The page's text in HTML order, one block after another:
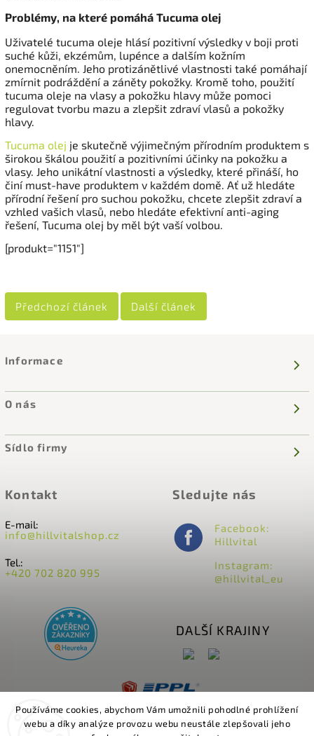
Používáme cookies, abychom Vám umožnili pohodlné prohlížení
webu a díky analýze provozu webu neustále zlepšovali jeho
Problémy, na které pomáhá Tucuma olej
Uživatelé tucuma oleje hlásí pozitivní výsledky v boji proti
suché kůži, ekzémům, lupénce a dalším kožním
onemocněním. Jeho protizánětlivé vlastnosti také pomáhají
zmírnit podráždění a záněty pokožky. Kromě toho, použití
tucuma oleje na vlasy a pokožku hlavy může pomoci
regulovat tvorbu mazu a zlepšit zdraví vlasů a pokožky
hlavy.
Tucuma olej je skutečně výjimečným přírodním produktem s
širokou škálou použití a pozitivními účinky na pokožku a
vlasy. Jeho unikátní vlastnosti a výsledky, které přináší, ho
činí must-have produktem v každém domě. Ať už hledáte
přírodní řešení pro suchou pokožku, chcete zlepšit zdraví a
vzhled vašich vlasů, nebo hledáte efektivní anti-aging
řešení, Tucuma olej by měl být vaší volbou.
[produkt="1151"]
Předchozí článek Další článek
Informace
O nás
Sídlo firmy
Sledujte nás
Facebook:
Hillvital
Instagram:
@hillvital_eu
Kontakt
E-mail:
info@hillvitalshop.cz
Tel.:
+420 702 820 995
DALŠÍ KRAJINY